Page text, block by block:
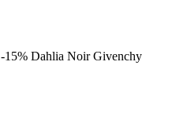
-15% Dahlia Noir Givenchy